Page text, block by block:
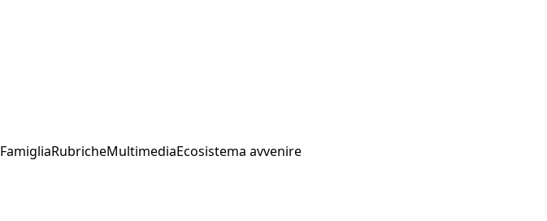
FamigliaRubricheMultimediaEcosistema avvenire